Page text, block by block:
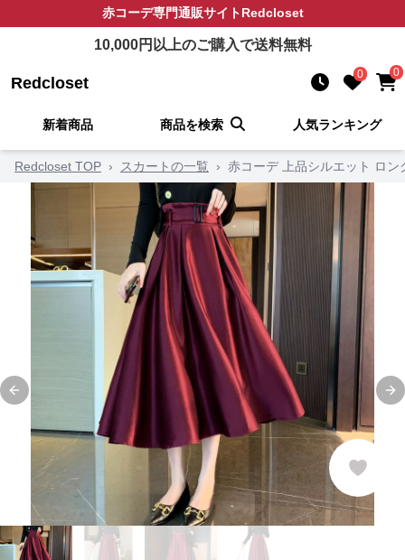
赤コーデ専門通販サイトRedcloset
10,000円以上のご購入で送料無料
Redcloset 0 0
新着商品 商品を検索 人気ランキング
Redcloset TOP › スカートの一覧 › 赤コーデ 上品シルエット ロン
Previous slide